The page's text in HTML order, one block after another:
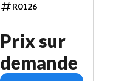
R0126
Prix sur
demande